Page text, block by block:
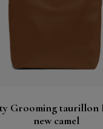
Grooming taurillon
new camel